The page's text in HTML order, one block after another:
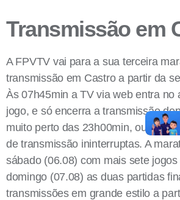
Transmissão em
A FPVTV vai para a sua terceira
transmissão em Castro a partir da
Às 07h45min a TV via web entra no
jogo, e só encerra a transmissão
muito perto das 23h00min, ou seja,
de transmissão ininterruptas. A
sábado (06.08) com mais sete
domingo (07.08) as duas partidas
transmissões em grande estilo a